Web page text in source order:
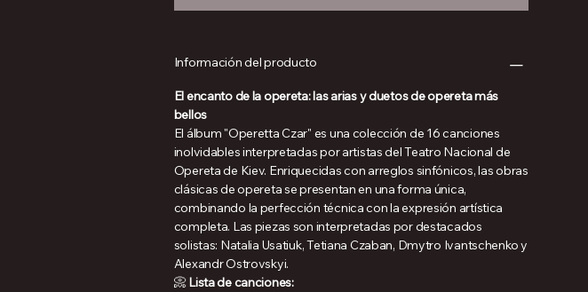
Información del producto
El encanto de la opereta: las arias y duetos de opereta más
bellos
El álbum "Operetta Czar" es una colección de 16 canciones
inolvidables interpretadas por artistas del Teatro Nacional de
Opereta de Kiev. Enriquecidas con arreglos sinfónicos, las obras
clásicas de opereta se presentan en una forma única,
combinando la perfección técnica con la expresión artística
completa. Las piezas son interpretadas por destacados
solistas: Natalia Usatiuk, Tetiana Czaban, Dmytro Ivantschenko y
Alexandr Ostrovskyi.
📀Lista de canciones: